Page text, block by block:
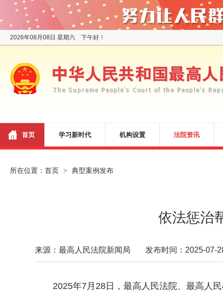
2026年08月08日 星期六 下午好！
首页 学习新时代 机构设置 法院资讯
所在位置： 首页 > 典型案例发布
依法惩治
来源：最高人民法院新闻局 发布时间：2025-07-
2025年7月28日，最高人民法院、最高人